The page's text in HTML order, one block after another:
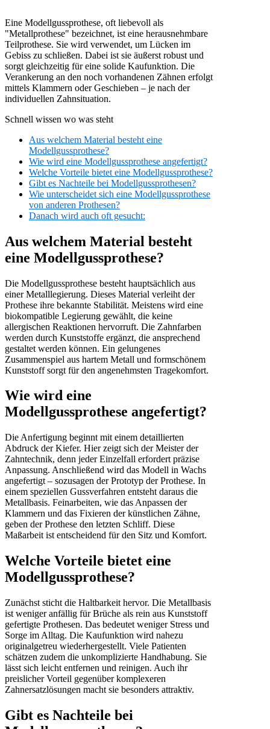
Eine Modellgussprothese, oft liebevoll als
"Metallprothese" bezeichnet, ist eine herausnehmbare
Teilprothese. Sie wird verwendet, um Lücken im
Gebiss zu schließen. Dabei ist sie äußerst robust und
sorgt gleichzeitig für eine solide Kaufunktion. Die
Verankerung an den noch vorhandenen Zähnen erfolgt
mittels Klammern oder Geschieben – je nach der
individuellen Zahnsituation.
Schnell wissen wo was steht
Aus welchem Material besteht eine
Modellgussprothese?
Wie wird eine Modellgussprothese angefertigt?
Welche Vorteile bietet eine Modellgussprothese?
Gibt es Nachteile bei Modellgussprothesen?
Wie unterscheidet sich eine Modellgussprothese
von anderen Prothesen?
Danach wird auch oft gesucht:
Aus welchem Material besteht
eine Modellgussprothese?
Die Modellgussprothese besteht hauptsächlich aus
einer Metalllegierung. Dieses Material verleiht der
Prothese ihre bekannte Stabilität. Meistens wird eine
biokompatible Legierung gewählt, die keine
allergischen Reaktionen hervorruft. Die Zahnfarben
werden durch Kunststoffe ergänzt, die ansprechend
gestaltet werden können. Ein gelungenes
Zusammenspiel aus hartem Metall und formschönem
Kunststoff sorgt für den angenehmsten Tragekomfort.
Wie wird eine
Modellgussprothese angefertigt?
Die Anfertigung beginnt mit einem detaillierten
Abdruck der Kiefer. Hier zeigt sich der Meister der
Zahntechnik, denn jeder Einzelfall erfordert präzise
Anpassung. Anschließend wird das Modell in Wachs
angefertigt – sozusagen der Prototyp der Prothese. In
einem speziellen Gussverfahren entsteht daraus die
Metallbasis. Feinarbeiten, wie das Anpassen der
Klammern und das Fixieren der künstlichen Zähne,
geben der Prothese den letzten Schliff. Diese
Maßarbeit ist entscheidend für den Sitz und Komfort.
Welche Vorteile bietet eine
Modellgussprothese?
Zunächst sticht die Haltbarkeit hervor. Die Metallbasis
ist weniger anfällig für Brüche als rein aus Kunststoff
gefertigte Prothesen. Das bedeutet weniger Stress und
Sorge im Alltag. Die Kaufunktion wird nahezu
originalgetreu wiederhergestellt. Viele Patienten
schätzen zudem die unkomplizierte Handhabung. Sie
lässt sich leicht entfernen und reinigen. Auch ihr
preislicher Vorteil gegenüber komplexeren
Zahnersatzlösungen macht sie besonders attraktiv.
Gibt es Nachteile bei